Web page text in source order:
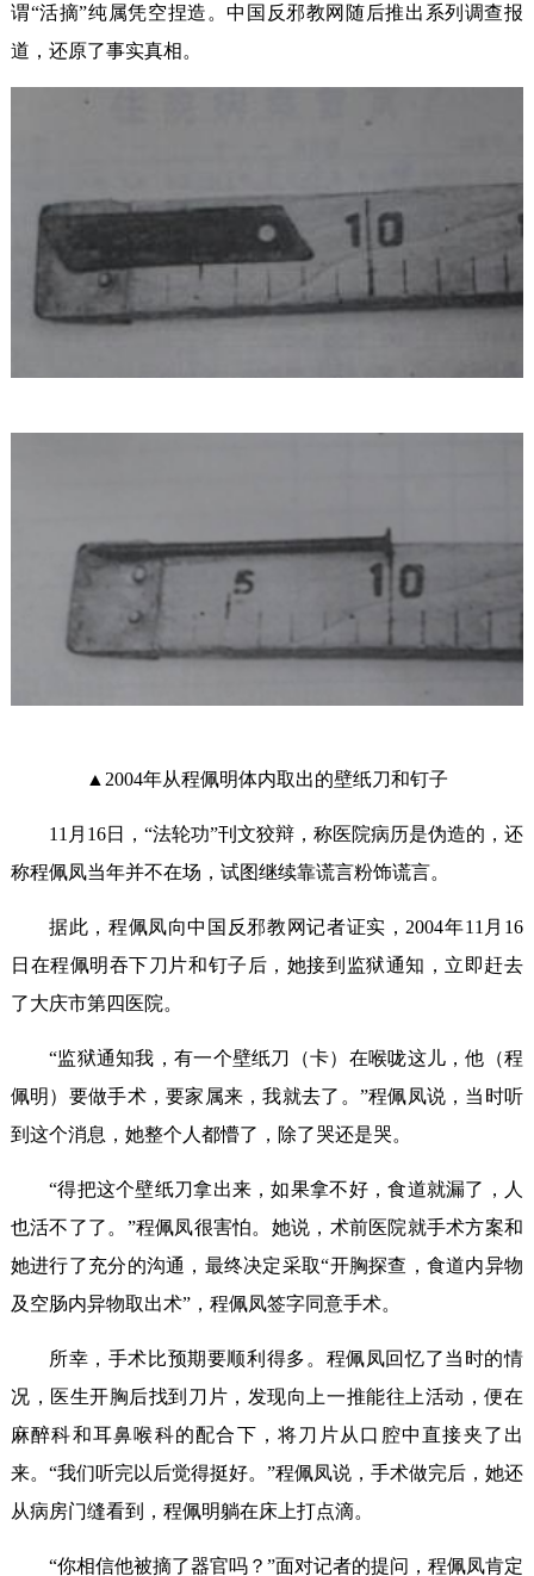
谓“活摘”纯属凭空捏造。中国反邪教网随后推出系列调查报
道，还原了事实真相。
▲2004年从程佩明体内取出的壁纸刀和钉子
11月16日，“法轮功”刊文狡辩，称医院病历是伪造的，还
称程佩凤当年并不在场，试图继续靠谎言粉饰谎言。
据此，程佩凤向中国反邪教网记者证实，2004年11月16
日在程佩明吞下刀片和钉子后，她接到监狱通知，立即赶去
了大庆市第四医院。
“监狱通知我，有一个壁纸刀（卡）在喉咙这儿，他（程
佩明）要做手术，要家属来，我就去了。”程佩凤说，当时听
到这个消息，她整个人都懵了，除了哭还是哭。
“得把这个壁纸刀拿出来，如果拿不好，食道就漏了，人
也活不了了。”程佩凤很害怕。她说，术前医院就手术方案和
她进行了充分的沟通，最终决定采取“开胸探查，食道内异物
及空肠内异物取出术”，程佩凤签字同意手术。
所幸，手术比预期要顺利得多。程佩凤回忆了当时的情
况，医生开胸后找到刀片，发现向上一推能往上活动，便在
麻醉科和耳鼻喉科的配合下，将刀片从口腔中直接夹了出
来。“我们听完以后觉得挺好。”程佩凤说，手术做完后，她还
从病房门缝看到，程佩明躺在床上打点滴。
“你相信他被摘了器官吗？”面对记者的提问，程佩凤肯定